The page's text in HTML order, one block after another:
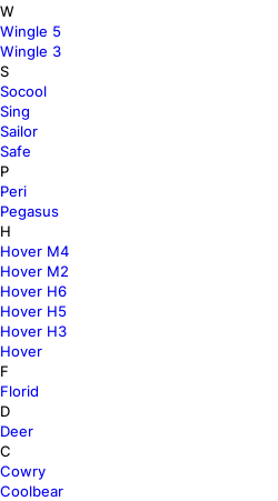
W
Wingle 5
Wingle 3
S
Socool
Sing
Sailor
Safe
P
Peri
Pegasus
H
Hover M4
Hover M2
Hover H6
Hover H5
Hover H3
Hover
F
Florid
D
Deer
C
Cowry
Coolbear